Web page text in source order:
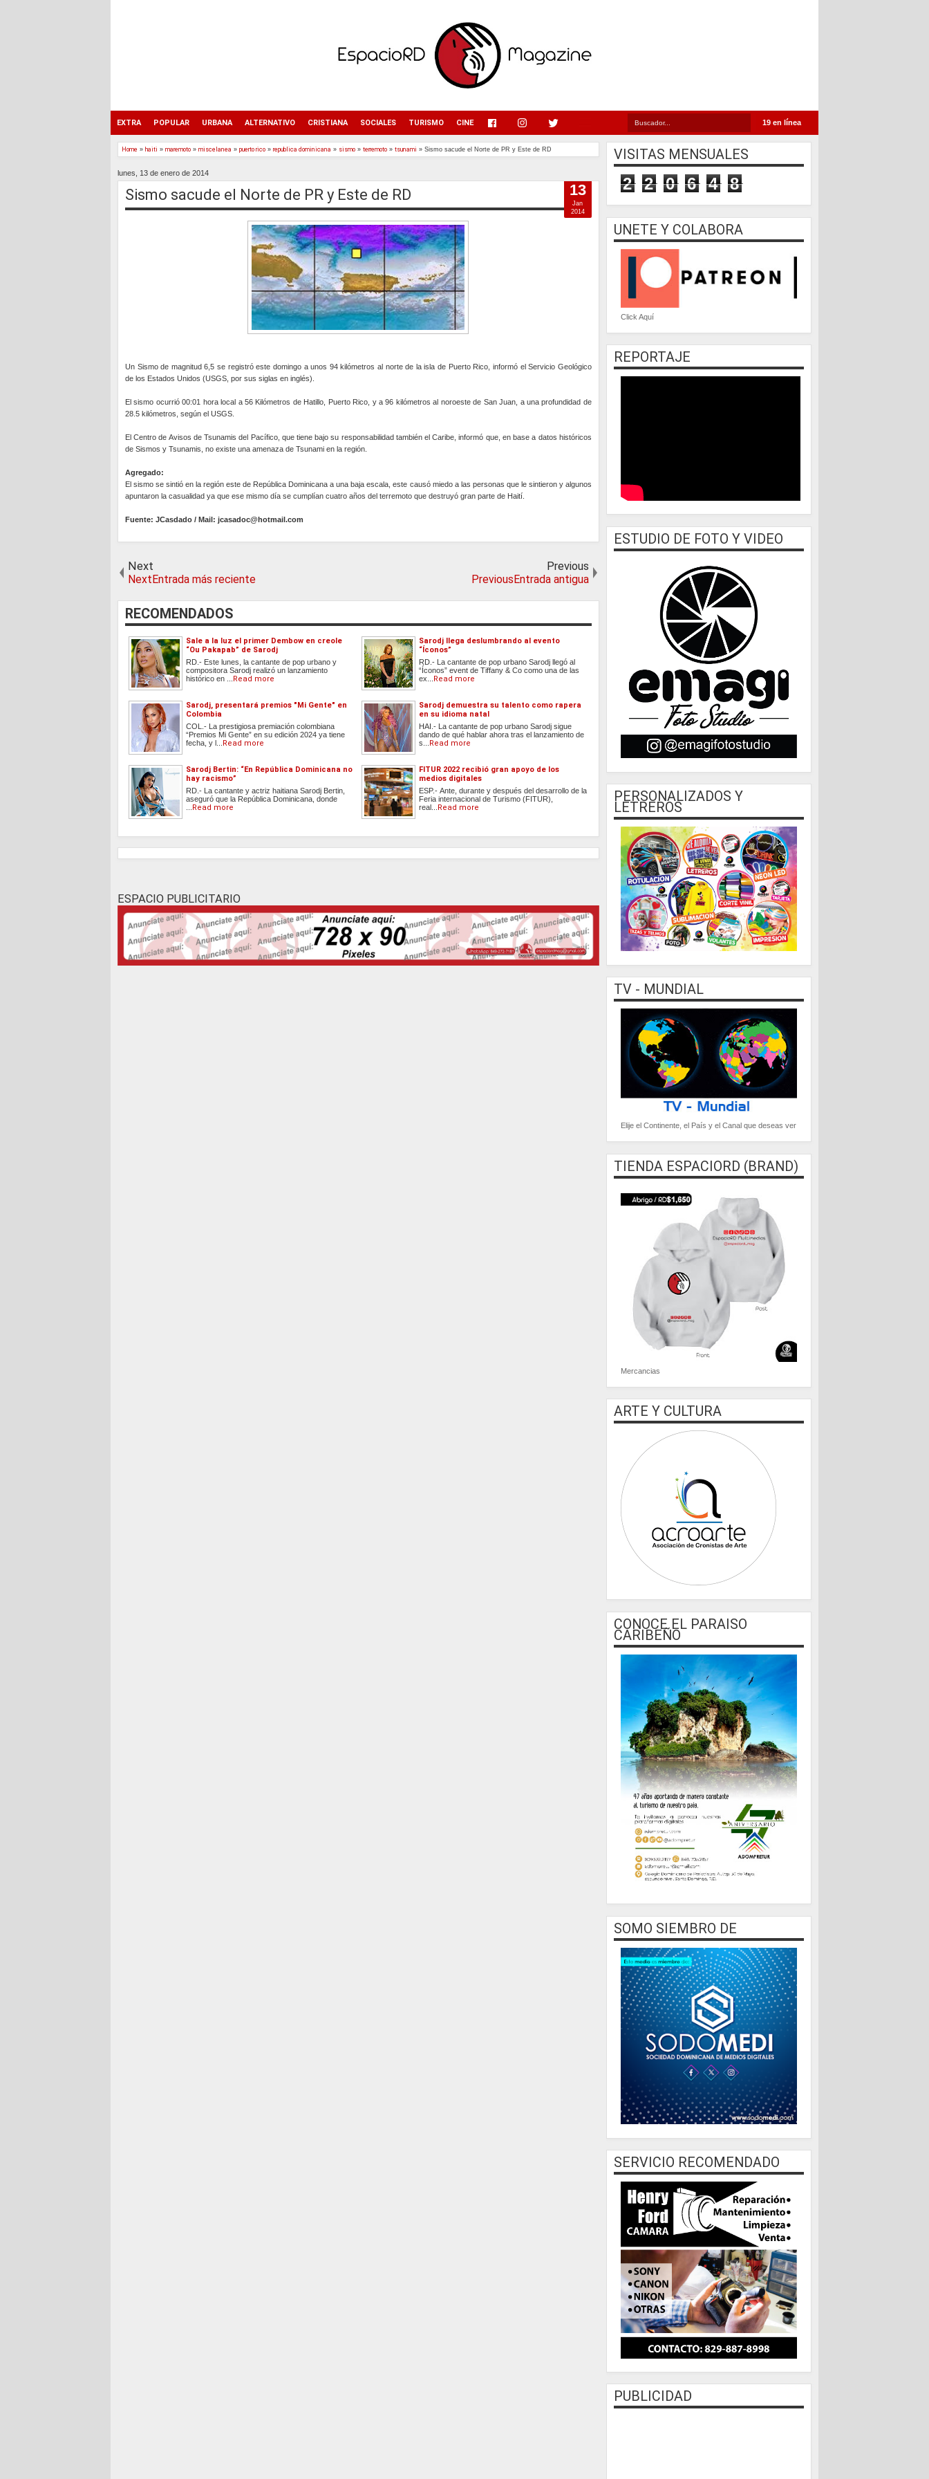
19 en línea
EXTRA POPULAR URBANA ALTERNATIVO CRISTIANA SOCIALES TURISMO CINE
Home » haiti » maremoto » miscelanea » puerto rico » republica dominicana » sismo » terremoto » tsunami » Sismo sacude el Norte de PR y Este de RD
lunes, 13 de enero de 2014
Sismo sacude el Norte de PR y Este de RD
Un Sismo de magnitud 6,5 se registró este domingo a unos 94 kilómetros al norte de la isla de Puerto Rico, informó el Servicio Geológico
de los Estados Unidos (USGS, por sus siglas en inglés).
El sismo ocurrió 00:01 hora local a 56 Kilómetros de Hatillo, Puerto Rico, y a 96 kilómetros al noroeste de San Juan, a una profundidad de
28.5 kilómetros, según el USGS.
El Centro de Avisos de Tsunamis del Pacífico, que tiene bajo su responsabilidad también el Caribe, informó que, en base a datos históricos
de Sismos y Tsunamis, no existe una amenaza de Tsunami en la región.
Agregado:
El sismo se sintió en la región este de República Dominicana a una baja escala, este causó miedo a las personas que le sintieron y algunos
apuntaron la casualidad ya que ese mismo día se cumplían cuatro años del terremoto que destruyó gran parte de Haití.
Fuente: JCasdado / Mail: jcasadoc@hotmail.com
13
Jan
2014
Next
NextEntrada más reciente
Previous
PreviousEntrada antigua
RECOMENDADOS
Sale a la luz el primer Dembow en creole
“Ou Pakapab” de Sarodj
RD.- Este lunes, la cantante de pop urbano y
compositora Sarodj realizó un lanzamiento
histórico en ...
Read more
Sarodj llega deslumbrando al evento
“Íconos”
RD.- La cantante de pop urbano Sarodj llegó al
“Íconos” event de Tiffany & Co como una de las
ex...
Read more
Sarodj, presentará premios "Mi Gente" en
Colombia
COL.- La prestigiosa premiación colombiana
“Premios Mi Gente” en su edición 2024 ya tiene
fecha, y l...
Read more
Sarodj demuestra su talento como rapera
en su idioma natal
HAI.- La cantante de pop urbano Sarodj sigue
dando de qué hablar ahora tras el lanzamiento de
s...
Read more
Sarodj Bertin: “En República Dominicana no
hay racismo”
RD.- La cantante y actriz haitiana Sarodj Bertin,
aseguró que la República Dominicana, donde
Read more
FITUR 2022 recibió gran apoyo de los
medios digitales
ESP.- Ante, durante y después del desarrollo de la
Feria internacional de Turismo (FITUR),
real...
Read more
ESPACIO PUBLICITARIO
VISITAS MENSUALES
2 2 0 6 4 8
UNETE Y COLABORA
Click Aquí
REPORTAJE
ESTUDIO DE FOTO Y VIDEO
PERSONALIZADOS Y
LETREROS
TV - MUNDIAL
Elije el Continente, el País y el Canal que deseas ver
TIENDA ESPACIORD (BRAND)
Mercancias
ARTE Y CULTURA
CONOCE EL PARAISO
CARIBEÑO
SOMO SIEMBRO DE
SERVICIO RECOMENDADO
PUBLICIDAD